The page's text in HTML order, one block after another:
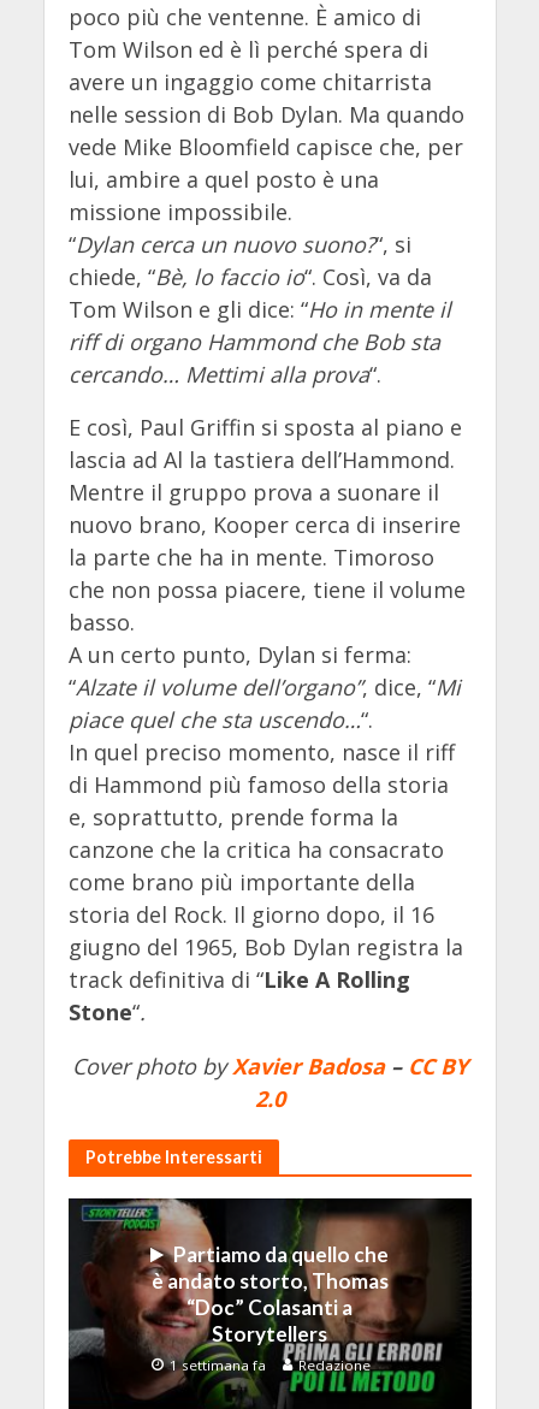
poco più che ventenne. È amico di
Tom Wilson ed è lì perché spera di
avere un ingaggio come chitarrista
nelle session di Bob Dylan. Ma quando
vede Mike Bloomfield capisce che, per
lui, ambire a quel posto è una
missione impossibile.
“Dylan cerca un nuovo suono?“, si
chiede, “Bè, lo faccio io“. Così, va da
Tom Wilson e gli dice: “Ho in mente il
riff di organo Hammond che Bob sta
cercando… Mettimi alla prova“.
E così, Paul Griffin si sposta al piano e
lascia ad Al la tastiera dell’Hammond.
Mentre il gruppo prova a suonare il
nuovo brano, Kooper cerca di inserire
la parte che ha in mente. Timoroso
che non possa piacere, tiene il volume
basso.
A un certo punto, Dylan si ferma:
“Alzate il volume dell’organo”, dice, “Mi
piace quel che sta uscendo…“.
In quel preciso momento, nasce il riff
di Hammond più famoso della storia
e, soprattutto, prende forma la
canzone che la critica ha consacrato
come brano più importante della
storia del Rock. Il giorno dopo, il 16
giugno del 1965, Bob Dylan registra la
track definitiva di “Like A Rolling
Stone“.
Cover photo byXavier Badosa– CC BY
2.0
Potrebbe Interessarti
Partiamo da quello che
è andato storto, Thomas
“Doc” Colasanti a
Storytellers
1 settimana fa Redazione